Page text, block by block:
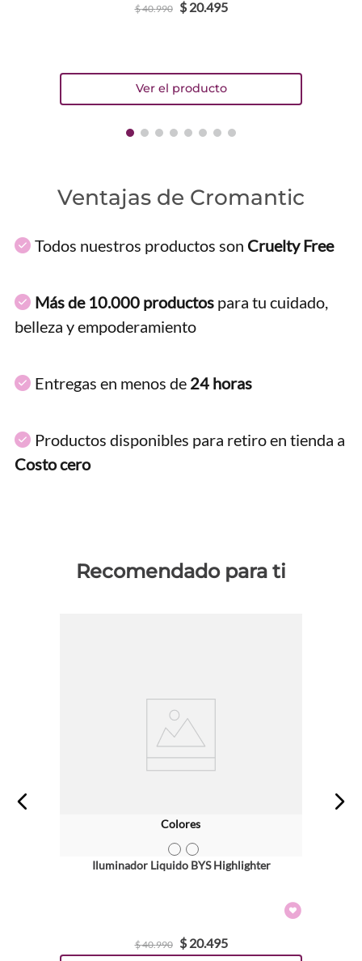
ENVIAR COMENTARIO
$40.990 $ 20.495
Ventajas de Cromantic
Todos nuestros productos son Cruelty Free
Más de 10.000 productos para tu cuidado,
belleza y empoderamiento
Entregas en menos de 24 horas
Productos disponibles para retiro en tienda a
Costo cero
Recomendado para ti
Colores
Iluminador Liquido BYS Highlighter
$40.990 $ 20.495